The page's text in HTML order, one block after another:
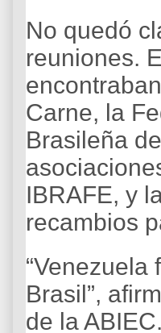
No quedó
reuniones.
Carne, la
Brasileña
IBRAFE, y
recambios
Brasil”,
de la